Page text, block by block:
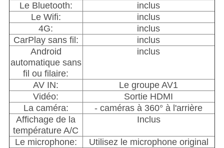
Le Bluetooth:
inclus
Le Wifi:
inclus
4G:
inclus
CarPlay sans fil:
inclus
Android
automatique sans
fil ou filaire:
inclus
AV IN:
Le groupe AV1
Vidéo:
Sortie HDMI
La caméra:
- caméras à 360° à l'arrière
Affichage de la
température A/C
Inclus
Le microphone:
Utilisez le microphone original